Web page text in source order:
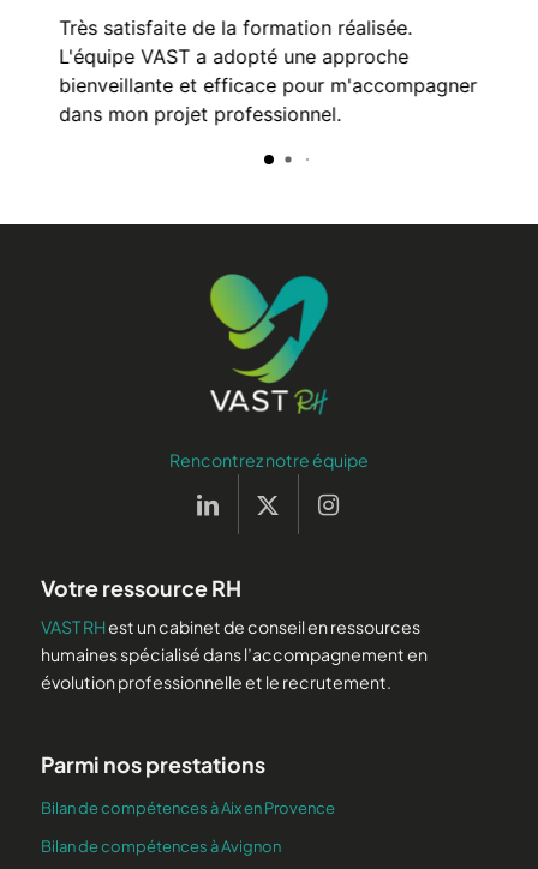
Très satisfaite de la formation réalisée.
L'équipe VAST a adopté une approche
bienveillante et efficace pour m'accompagner
dans mon projet professionnel.
Rencontrez notre équipe
Votre ressource RH
VAST RHest un cabinet de conseil en ressources
humaines spécialisé dans l’accompagnement en
évolution professionnelle et le recrutement.
Parmi nos prestations
Bilan de compétences à Aix en Provence
Bilan de compétences à Avignon